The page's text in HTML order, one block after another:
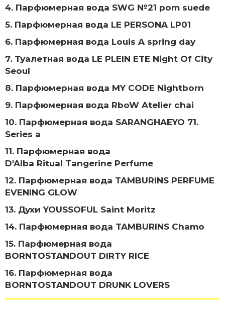
4. Парфюмерная вода SWG №21 pom suede
5. Парфюмерная вода LE PERSONA LP01
6. Парфюмерная вода Louis A spring day
7. Туалетная вода LE PLEIN ETE Night Of City
Seoul
8. Парфюмерная вода MY CODE Nightborn
9. Парфюмерная вода RboW Atelier chai
10. Парфюмерная вода SARANGHAEYO 71.
Series a
11. Парфюмерная вода
D'Alba Ritual Tangerine Perfume
12. Парфюмерная вода TAMBURINS PERFUME
EVENING GLOW
13. Духи YOUSSOFUL Saint Moritz
14. Парфюмерная вода TAMBURINS Chamo
15. Парфюмерная вода
BORNTOSTANDOUT DIRTY RICE
16. Парфюмерная вода
BORNTOSTANDOUT DRUNK LOVERS